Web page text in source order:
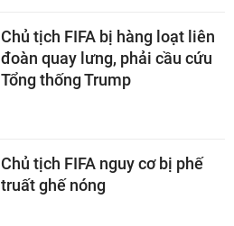
Chủ tịch FIFA bị hàng loạt liên
đoàn quay lưng, phải cầu cứu
Tổng thống Trump
Chủ tịch FIFA nguy cơ bị phế
truất ghế nóng